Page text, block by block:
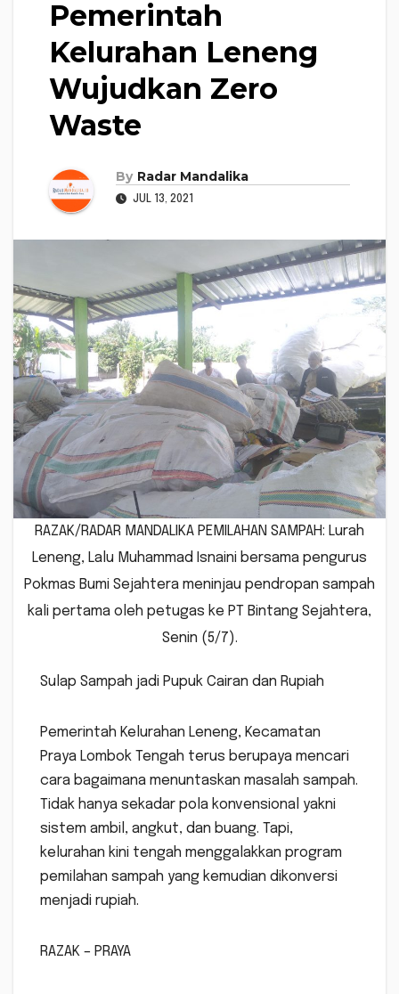
Pemerintah
Kelurahan Leneng
Wujudkan Zero
Waste
By Radar Mandalika
JUL 13, 2021
RAZAK/RADAR MANDALIKA PEMILAHAN SAMPAH: Lurah
Leneng, Lalu Muhammad Isnaini bersama pengurus
Pokmas Bumi Sejahtera meninjau pendropan sampah
kali pertama oleh petugas ke PT Bintang Sejahtera,
Senin (5/7).
Sulap Sampah jadi Pupuk Cairan dan Rupiah
Pemerintah Kelurahan Leneng, Kecamatan
Praya Lombok Tengah terus berupaya mencari
cara bagaimana menuntaskan masalah sampah.
Tidak hanya sekadar pola konvensional yakni
sistem ambil, angkut, dan buang. Tapi,
kelurahan kini tengah menggalakkan program
pemilahan sampah yang kemudian dikonversi
menjadi rupiah.
RAZAK – PRAYA